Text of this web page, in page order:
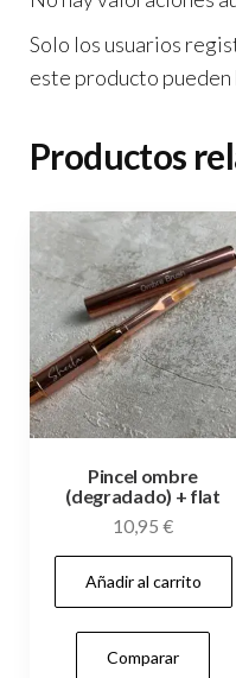
Solo los usuarios
este producto pueden
Productos
Pincel ombre
(degradado) + flat
10,95€
Añadir al carrito
Comparar